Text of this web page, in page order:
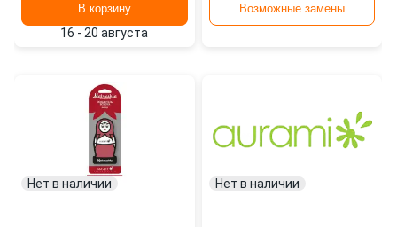
В корзину
16 - 20 августа
Возможные замены
Нет в наличии Нет в наличии